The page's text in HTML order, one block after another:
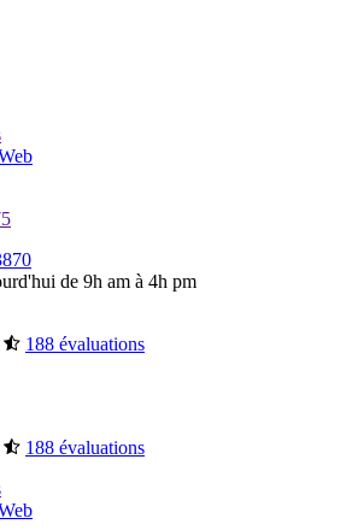
de 9h am à 4h pm
188 évaluations
188 évaluations